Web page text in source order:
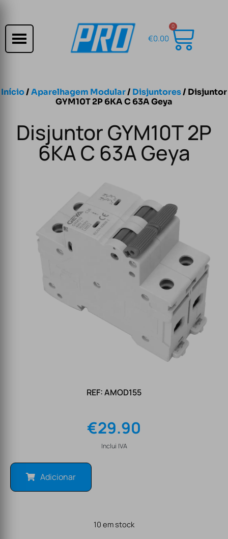
€0.00
0
Início/Aparelhagem Modular/ Disjuntores/ Disjuntor
GYM10T 2P 6KA C 63A Geya
Disjuntor GYM10T 2P
6KA C 63A Geya
REF: AMOD155
€29.90
Inclui IVA
Adicionar
10 em stock